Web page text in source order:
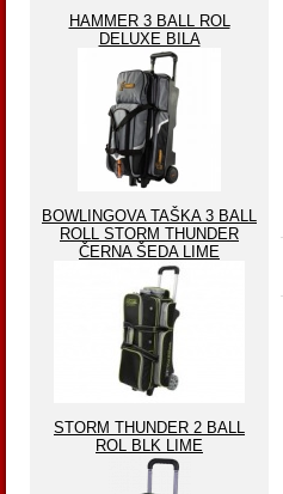
HAMMER 3 BALL ROL
DELUXE BILA
BOWLINGOVA TAŠKA 3 BALL
ROLL STORM THUNDER
ČERNA ŠEDA LIME
STORM THUNDER 2 BALL
ROL BLK LIME